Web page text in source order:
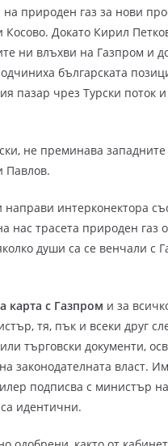
природен газ за нови
Докато Кирил
ни влъхви на Газпром и
българската
пазар чрез Турски поток
не преминава
Павлов.
интерконектора
нас трасета природен газ
души са се венчали с
карта с Газпром и за
тя, пък и всеки друг
търговски документи,
законодателната власт.
подписва с министър
идентични.